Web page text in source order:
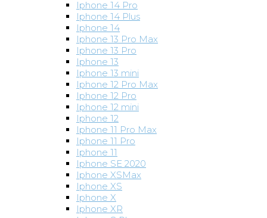
Iphone 14 Pro
Iphone 14 Plus
Iphone 14
Iphone 13 Pro Max
Iphone 13 Pro
Iphone 13
Iphone 13 mini
Iphone 12 Pro Max
Iphone 12 Pro
Iphone 12 mini
Iphone 12
Iphone 11 Pro Max
Iphone 11 Pro
Iphone 11
Iphone SE 2020
Iphone XSMax
Iphone XS
Iphone X
Iphone XR